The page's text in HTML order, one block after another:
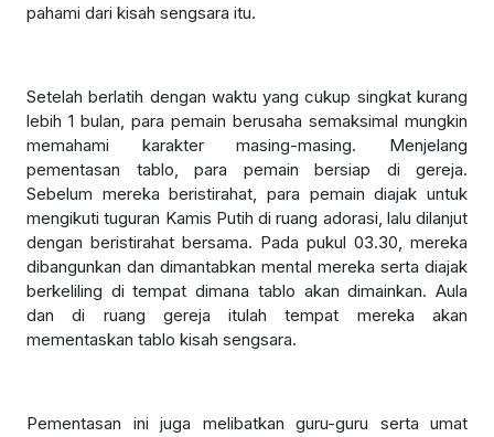
pahami dari kisah sengsara itu.
Setelah berlatih dengan waktu yang cukup singkat kurang
lebih 1 bulan, para pemain berusaha semaksimal mungkin
memahami karakter masing-masing. Menjelang
pementasan tablo, para pemain bersiap di gereja.
Sebelum mereka beristirahat, para pemain diajak untuk
mengikuti tuguran Kamis Putih di ruang adorasi, lalu dilanjut
dengan beristirahat bersama. Pada pukul 03.30, mereka
dibangunkan dan dimantabkan mental mereka serta diajak
berkeliling di tempat dimana tablo akan dimainkan. Aula
dan di ruang gereja itulah tempat mereka akan
mementaskan tablo kisah sengsara.
Pementasan ini juga melibatkan guru-guru serta umat